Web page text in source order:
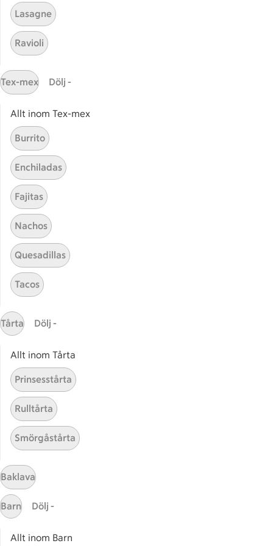
Relaterade kategorier
Jultiramisu
Sidfot
Start
Kontakta oss
Massa erbjudanden
Bli stammis på ICA
ICAs inspirationsmejl
Prenumerera
Handla
Handla online
ICAs matkasse
Catering
Handla som företag
Lasagne
Ravioli
Tex-mex Dölj -
Allt inom Tex-mex
Burrito
Enchiladas
Fajitas
Nachos
Quesadillas
Tacos
Tårta Dölj -
Allt inom Tårta
Prinsesstårta
Rulltårta
Smörgåstårta
Baklava
Barn Dölj -
Allt inom Barn